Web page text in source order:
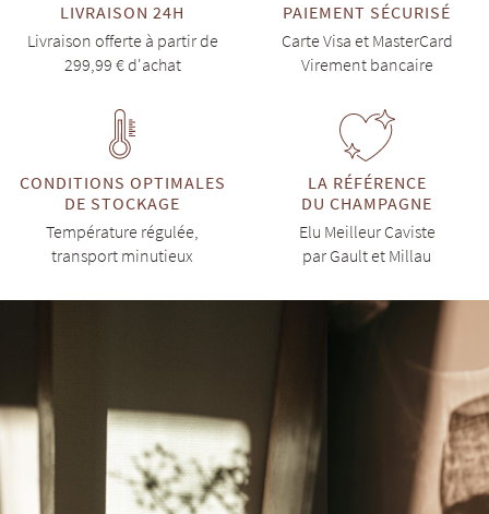
LIVRAISON 24H
Livraison offerte à partir de
299,99 € d'achat
PAIEMENT SÉCURISÉ
Carte Visa et MasterCard
Virement bancaire
CONDITIONS OPTIMALES
DE STOCKAGE
Température régulée,
transport minutieux
LA RÉFÉRENCE
DU CHAMPAGNE
Elu Meilleur Caviste
par Gault et Millau